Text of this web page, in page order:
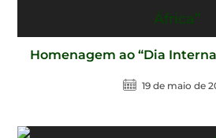
Homenagem ao “Dia
19 de maio de